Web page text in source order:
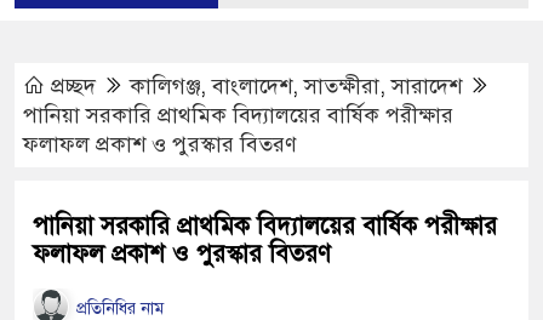
প্রচ্ছদ কালিগঞ্জ,বাংলাদেশ,সাতক্ষীরা,সারাদেশ
পানিয়া সরকারি প্রাথমিক বিদ্যালয়ের বার্ষিক পরীক্ষার
ফলাফল প্রকাশ ও পুরস্কার বিতরণ
পানিয়া সরকারি প্রাথমিক বিদ্যালয়ের বার্ষিক পরীক্ষার
ফলাফল প্রকাশ ও পুরস্কার বিতরণ
প্রতিনিধির নাম